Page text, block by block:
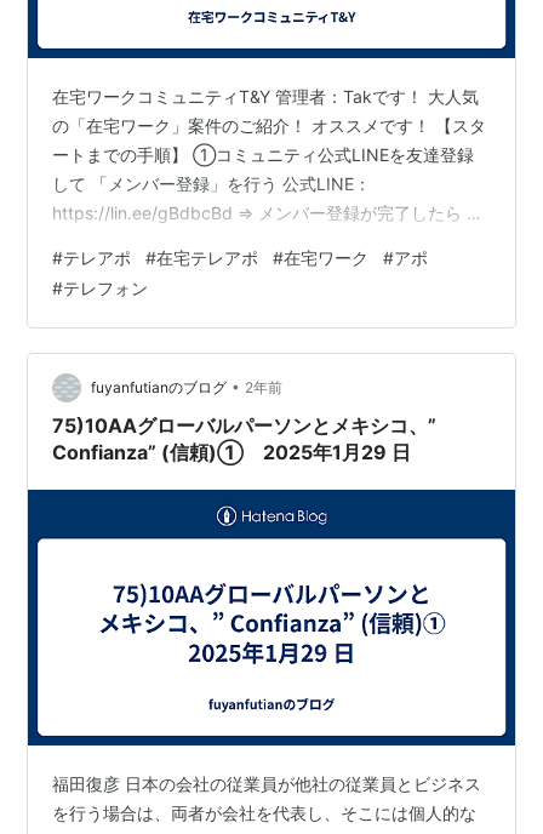
在宅ワークコミュニティT&Y 管理者：Takです！ 大人気
の「在宅ワーク」案件のご紹介！ オススメです！ 【スタ
ートまでの手順】 ①コミュニティ公式LINEを友達登録
して 「メンバー登録」を行う 公式LINE：
https://lin.ee/gBdbcBd ⇒ メンバー登録が完了したら メ
者LINEを友達登録し 管理者LINEへ 本案件No.「113」を
送信ください 管理者LINE：
https://line.me/ti/p/SnjtU_GMTw ※もちろん他のご興味あ
る案件がございましたら 該当の案件No.3ケタをお送りい
ただいてOKです！ 複…
#テレアポ #在宅テレアポ #在宅ワーク #アポ
#テレフォン
fuyanfutianのブログ • 2年前
75)10AAグローバルパーソンとメキシコ、”
Confianza” (信頼)① 2025年1月29 日
福田復彦 日本の会社の従業員が他社の従業員とビジネス
を行う場合は、両者が会社を代表し、そこには個人的な